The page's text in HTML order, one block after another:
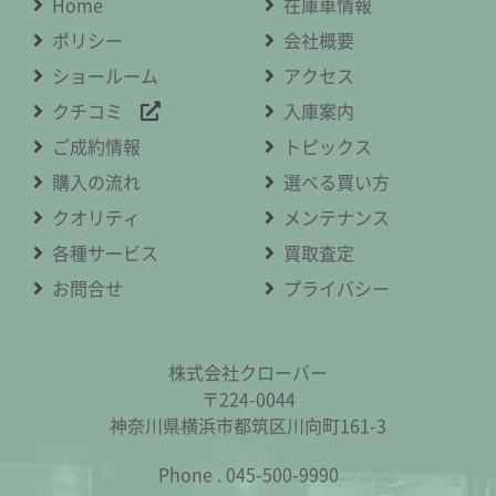
ポリシー
会社概要
ショールーム
アクセス
クチコミ
入庫案内
ご成約情報
トピックス
購入の流れ
選べる買い方
クオリティ
メンテナンス
各種サービス
買取査定
お問合せ
プライバシー
株式会社クローバー
〒224-0044
神奈川県横浜市都筑区川向町161-3
Phone . 045-500-9990